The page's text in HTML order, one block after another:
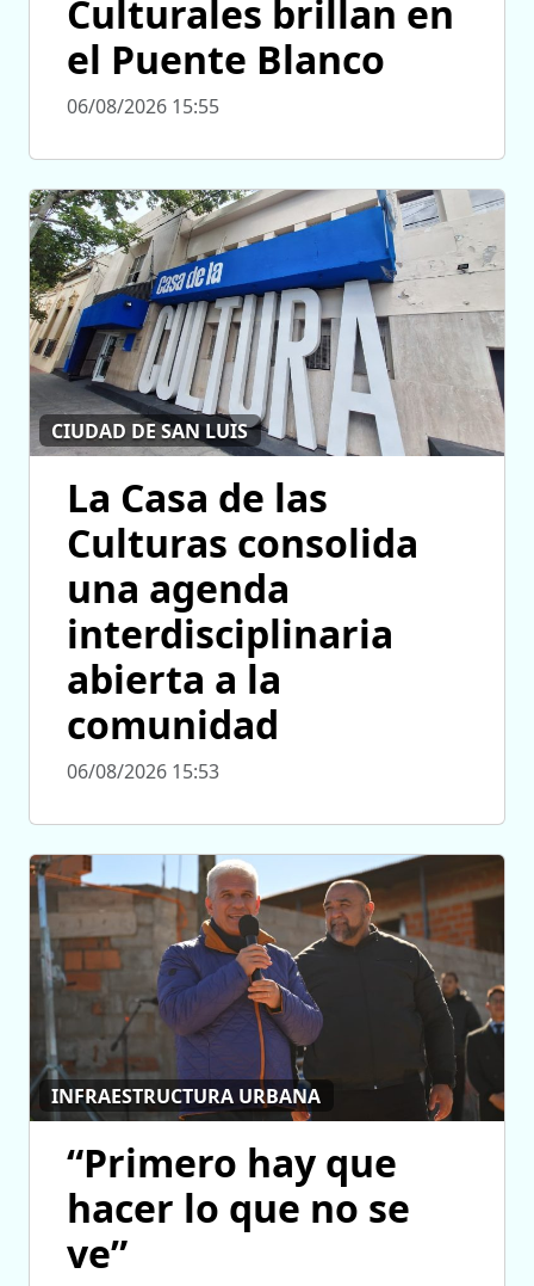
Culturales brillan en
el Puente Blanco
06/08/2026 15:55
CIUDAD DE SAN LUIS
La Casa de las
Culturas consolida
una agenda
interdisciplinaria
abierta a la
comunidad
06/08/2026 15:53
INFRAESTRUCTURA URBANA
“Primero hay que
hacer lo que no se
ve”